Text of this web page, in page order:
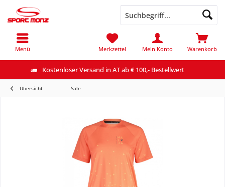
Kostenloser Versand in AT ab € 100,- Bestellwert
Menü Warenkorb
Merkzettel Mein Konto
Übersicht Sale